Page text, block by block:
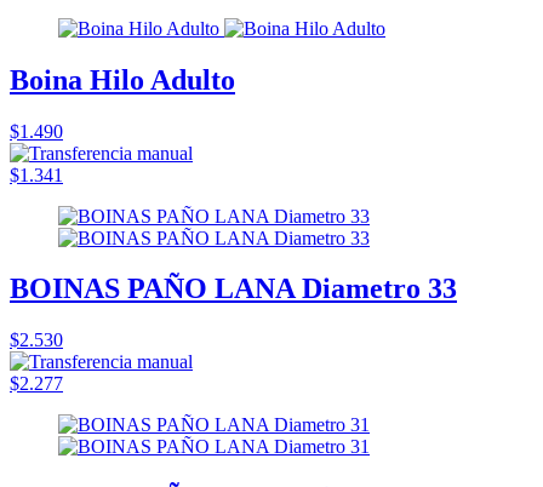
Boina Hilo Adulto
$1.490
$1.341
BOINAS PAÑO LANA Diametro 33
$2.530
$2.277